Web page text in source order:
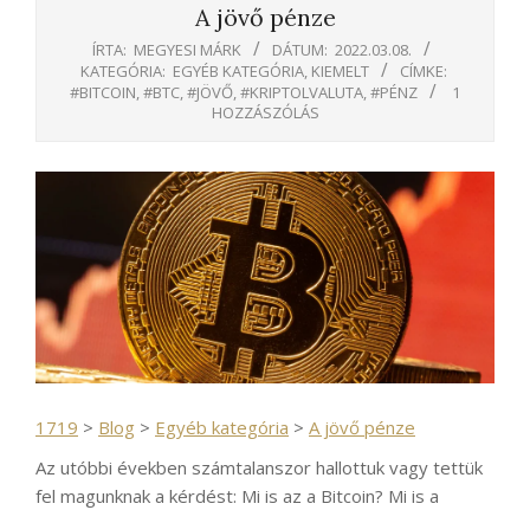
A jövő pénze
ÍRTA: MEGYESI MÁRK DÁTUM: 2022.03.08.
KATEGÓRIA: EGYÉB KATEGÓRIA, KIEMELT
CÍMKE:
#BITCOIN,#BTC,#JÖVŐ,#KRIPTOLVALUTA,#PÉNZ
1
HOZZÁSZÓLÁS
1719 > Blog > Egyéb kategória > A jövő pénze
Az utóbbi években számtalanszor hallottuk vagy tettük
fel magunknak a kérdést: Mi is az a Bitcoin? Mi is a